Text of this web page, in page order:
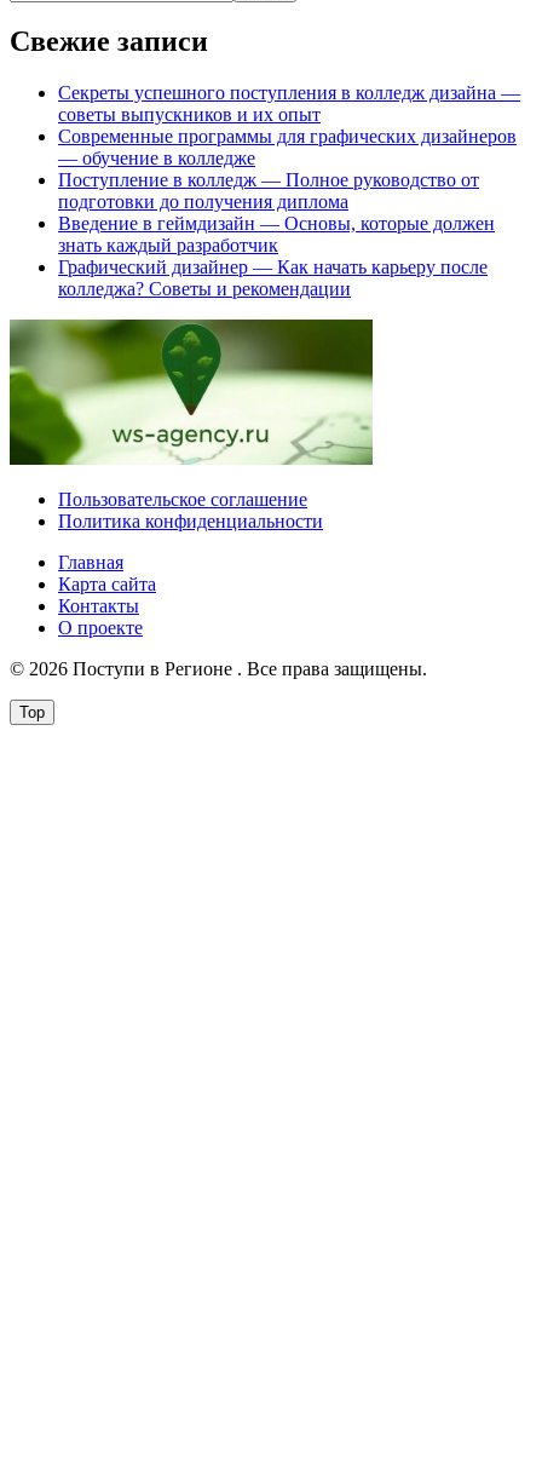
Свежие записи
Секреты успешного поступления в колледж дизайна —
советы выпускников и их опыт
Современные программы для графических дизайнеров
— обучение в колледже
Поступление в колледж — Полное руководство от
подготовки до получения диплома
Введение в геймдизайн — Основы, которые должен
знать каждый разработчик
Графический дизайнер — Как начать карьеру после
колледжа? Советы и рекомендации
Пользовательское соглашение
Политика конфиденциальности
Главная
Карта сайта
Контакты
О проекте
© 2026 Поступи в Регионе . Все права защищены.
Top